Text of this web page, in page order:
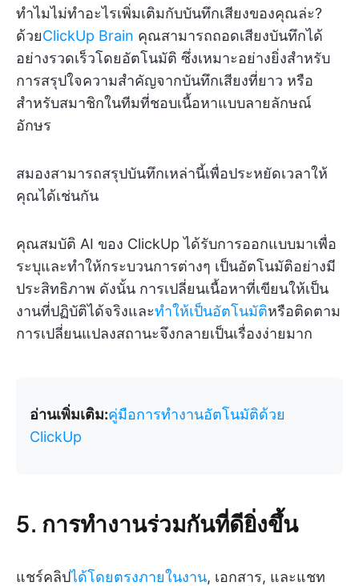
ทำไมไม่ทำอะไรเพิ่มเติมกับบันทึกเสียงของคุณล่ะ?
ด้วยClickUp Brain คุณสามารถถอดเสียงบันทึกได้
อย่างรวดเร็วโดยอัตโนมัติ ซึ่งเหมาะอย่างยิ่งสำหรับ
การสรุปใจความสำคัญจากบันทึกเสียงที่ยาว หรือ
สำหรับสมาชิกในทีมที่ชอบเนื้อหาแบบลายลักษณ์
อักษร
สมองสามารถสรุปบันทึกเหล่านี้เพื่อประหยัดเวลาให้
คุณได้เช่นกัน
คุณสมบัติ AI ของ ClickUp ได้รับการออกแบบมาเพื่อ
ระบุและทำให้กระบวนการต่างๆ เป็นอัตโนมัติอย่างมี
ประสิทธิภาพ ดังนั้น การเปลี่ยนเนื้อหาที่เขียนให้เป็น
งานที่ปฏิบัติได้จริงและทำให้เป็นอัตโนมัติหรือติดตาม
การเปลี่ยนแปลงสถานะจึงกลายเป็นเรื่องง่ายมาก
อ่านเพิ่มเติม:คู่มือการทำงานอัตโนมัติด้วย
ClickUp
5. การทำงานร่วมกันที่ดียิ่งขึ้น
แชร์คลิปได้โดยตรงภายในงาน, เอกสาร, และแชท